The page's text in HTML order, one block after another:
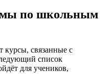
по школьным
курсы, связанные с
список
для учеников,